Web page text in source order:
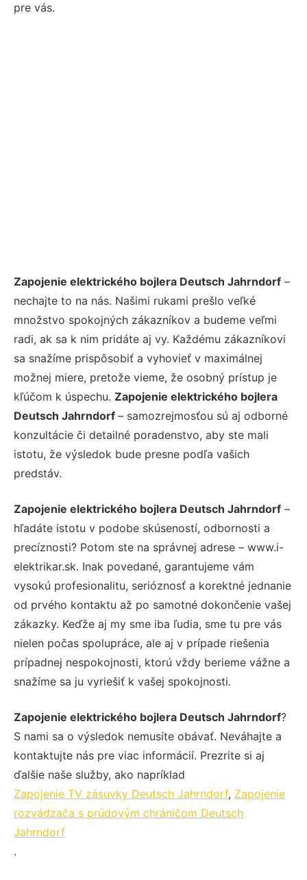
pre vás.
Zapojenie elektrického bojlera Deutsch Jahrndorf –
nechajte to na nás. Našimi rukami prešlo veľké
množstvo spokojných zákazníkov a budeme veľmi
radi, ak sa k nim pridáte aj vy. Každému zákazníkovi
sa snažíme prispôsobiť a vyhovieť v maximálnej
možnej miere, pretože vieme, že osobný prístup je
kľúčom k úspechu. Zapojenie elektrického bojlera
Deutsch Jahrndorf – samozrejmosťou sú aj odborné
konzultácie či detailné poradenstvo, aby ste mali
istotu, že výsledok bude presne podľa vašich
predstáv.
Zapojenie elektrického bojlera Deutsch Jahrndorf –
hľadáte istotu v podobe skúseností, odbornosti a
precíznosti? Potom ste na správnej adrese – www.i-
elektrikar.sk. Inak povedané, garantujeme vám
vysokú profesionalitu, serióznosť a korektné jednanie
od prvého kontaktu až po samotné dokončenie vašej
zákazky. Keďže aj my sme iba ľudia, sme tu pre vás
nielen počas spolupráce, ale aj v prípade riešenia
prípadnej nespokojnosti, ktorú vždy berieme vážne a
snažíme sa ju vyriešiť k vašej spokojnosti.
Zapojenie elektrického bojlera Deutsch Jahrndorf?
S nami sa o výsledok nemusíte obávať. Neváhajte a
kontaktujte nás pre viac informácií. Prezrite si aj
ďalšie naše služby, ako napríklad
Zapojenie TV zásuvky Deutsch Jahrndorf, Zapojenie
rozvádzača s prúdovým chráničom Deutsch
Jahrndorf
.